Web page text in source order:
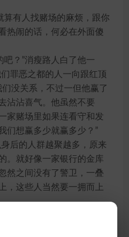
有人找赌场的麻烦，跟你
热闹的话，何必在外面傻
？”消瘦路人白了他一
罪恶之都的人一向跟红顶
没关系，不过一但他赢了
沾沾喜气。他虽然不要
家赌场里如果连看守和发
们想赢多少就赢多少？”
的人群越聚越多，原来
。就好像一家银行的金库
然之间没有了警卫，一叠
，这些人当然要一拥而上
方晴晴忽然低声说道：